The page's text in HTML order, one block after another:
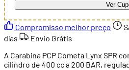
Ver
Compromisso melhor preço
días
Envio Grátis
A Carabina PCP Cometa Lynx SPR
cilindro de 400 cc a 200 BAR,